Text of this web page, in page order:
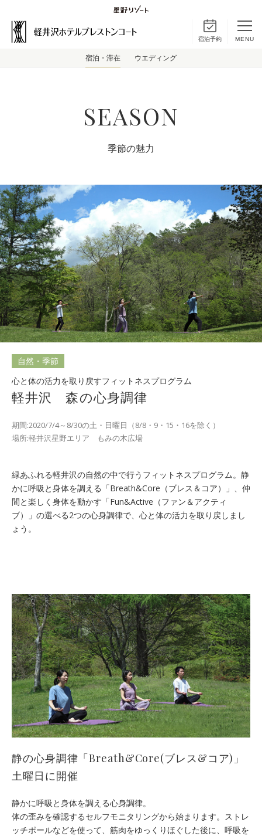
宿泊予約 MENU
宿泊・滞在 ウエディング
SEASON
季節の魅力
自然・季節
心と体の活力を取り戻すフィットネスプログラム
軽井沢 森の心身調律
期間:2020/7/4～8/30の土・日曜日（8/8・9・15・16を除く）
場所:軽井沢星野エリア もみの木広場
緑あふれる軽井沢の自然の中で行うフィットネスプログラム。静
かに呼吸と身体を調える「Breath&Core（ブレス＆コア）」、仲
間と楽しく身体を動かす「Fun&Active（ファン＆アクティ
ブ）」の選べる2つの心身調律で、心と体の活力を取り戻しまし
ょう。
静の心身調律「Breath&Core(ブレス&コア)」
土曜日に開催
静かに呼吸と身体を調える心身調律。
体の歪みを確認するセルフモニタリングから始まります。ストレ
ッチポールなどを使って、筋肉をゆっくりほぐした後に、呼吸を